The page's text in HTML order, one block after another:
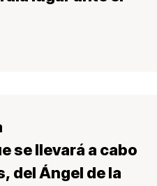
se llevará a cabo
del Ángel de la